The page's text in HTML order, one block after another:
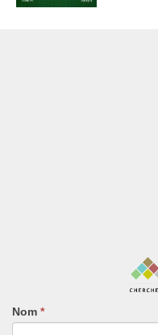
Nom *
Si
vous